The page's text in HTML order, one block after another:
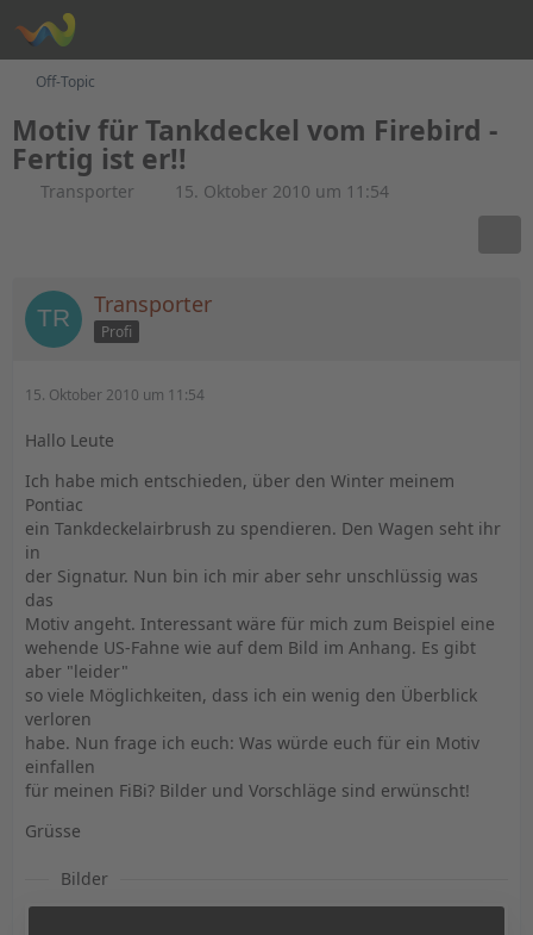
Off-Topic
Motiv für Tankdeckel vom Firebird -
Fertig ist er!!
Transporter 15. Oktober 2010 um 11:54
Transporter
Profi
15. Oktober 2010 um 11:54
Hallo Leute
Ich habe mich entschieden, über den Winter meinem
Pontiac
ein Tankdeckelairbrush zu spendieren. Den Wagen seht ihr
in
der Signatur. Nun bin ich mir aber sehr unschlüssig was
das
Motiv angeht. Interessant wäre für mich zum Beispiel eine
wehende US-Fahne wie auf dem Bild im Anhang. Es gibt
aber "leider"
so viele Möglichkeiten, dass ich ein wenig den Überblick
verloren
habe. Nun frage ich euch: Was würde euch für ein Motiv
einfallen
für meinen FiBi? Bilder und Vorschläge sind erwünscht!
Grüsse
Bilder